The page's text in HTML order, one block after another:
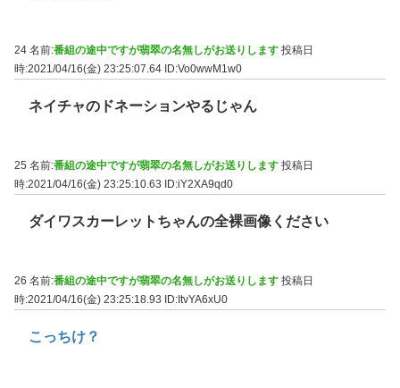
24 名前:番組の途中ですが翡翠の名無しがお送りします 投稿日
時:2021/04/16(金) 23:25:07.64 ID:Vo0wwM1w0
ネイチャのドネーションやるじゃん
25 名前:番組の途中ですが翡翠の名無しがお送りします 投稿日
時:2021/04/16(金) 23:25:10.63
ID:iY2XA9qd0
ダイワスカーレットちゃんの全裸画像ください
26 名前:番組の途中ですが翡翠の名無しがお送りします 投稿日
時:2021/04/16(金) 23:25:18.93 ID:ItvYA6xU0
こっちけ？